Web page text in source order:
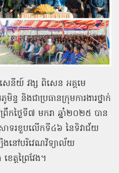
សេនីយ៍ វង្ស ពិសេន អគ្គមេ
ទ និងជាប្រធានក្រុមការងារថ្នាក់
កថ្ងៃទី៧ មករា ឆ្នាំ២០២៥ បាន
ាទរខួបលើកទី៤៦ នៃទិវាជ័យ
ើងនៅបរិវេណវិទ្យាល័យ
ត្តព្រៃវែង។